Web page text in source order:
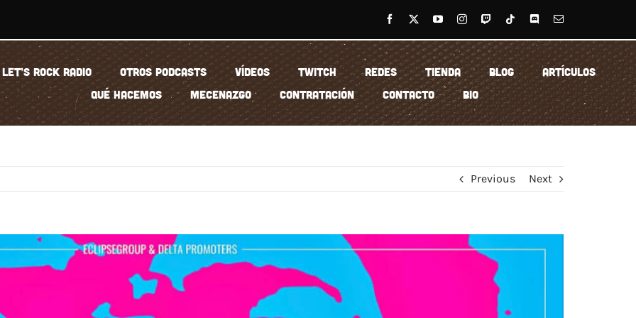
LET’S ROCK RADIO OTROS PODCASTS VÍDEOS TWITCH REDES TIENDA BLOG
ARTÍCULOS
QUÉ HACEMOS
MECENAZGO CONTRATACIÓN CONTACTO BIO
Previous Next